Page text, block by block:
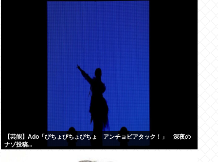
【芸能】Ado「びちょびちょびちょ アンチョビアタック！」 深夜の
ナゾ投稿...